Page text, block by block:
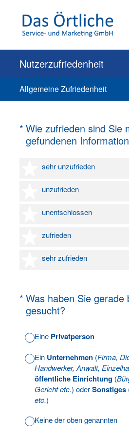
Nutzerzufriedenheit
Allgemeine Zufriedenheit
* Wie zufrieden sind Sie
gefundenen
(Erforderlich.)
sehr unzufrieden
1 Stern
unzufrieden
2 Sterne
unentschlossen
3 Sterne
zufrieden
4 Sterne
sehr zufrieden
5 Sterne
* Was haben Sie gerade
gesucht?
(Erforderlich.)
Eine Privatperson
Ein Unternehmen (Firma,
Handwerker, Anwalt,
öffentliche Einrichtung (
Gericht etc.) oderSonstiges
etc.)
Keine der oben genannten